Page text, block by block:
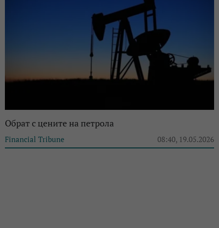
Обрат с цените на петрола
Financial Tribune 08:40, 19.05.2026